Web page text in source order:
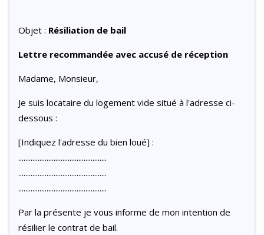
Objet : Résiliation de bail
Lettre recommandée avec accusé de réception
Madame, Monsieur,
Je suis locataire du logement vide situé à l'adresse ci-
dessous :
[Indiquez l'adresse du bien loué] :
..................................................
..................................................
..................................................
Par la présente je vous informe de mon intention de
résilier le contrat de bail.